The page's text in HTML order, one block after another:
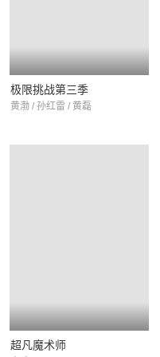
极限挑战第三季
黄渤 / 孙红雷 / 黄磊
超凡魔术师